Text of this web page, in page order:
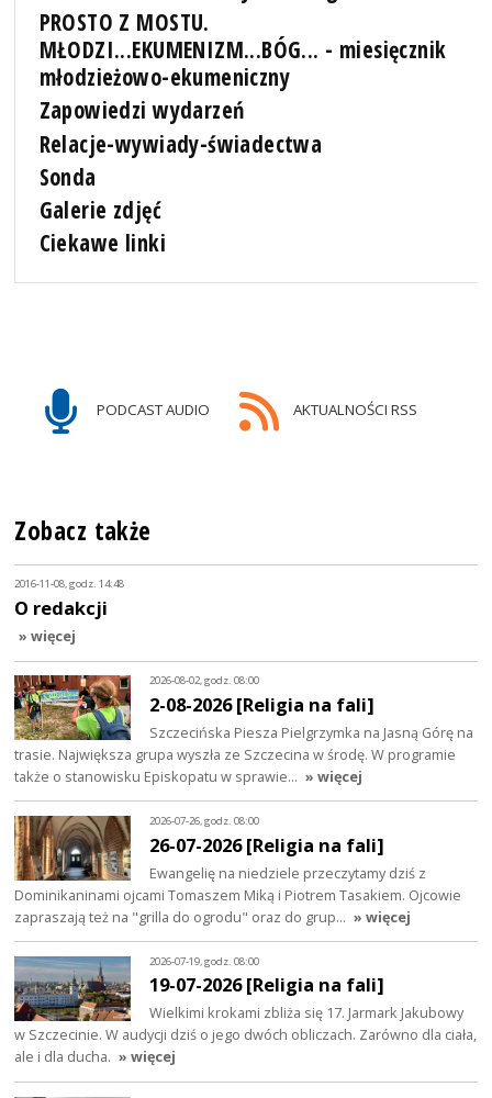
PROSTO Z MOSTU.
MŁODZI...EKUMENIZM...BÓG... - miesięcznik
młodzieżowo-ekumeniczny
Zapowiedzi wydarzeń
Relacje-wywiady-świadectwa
Sonda
Galerie zdjęć
Ciekawe linki
PODCAST AUDIO AKTUALNOŚCI RSS
Zobacz także
2016-11-08, godz. 14:48
O redakcji
» więcej
2026-08-02, godz. 08:00
2-08-2026 [Religia na fali]
Szczecińska Piesza Pielgrzymka na Jasną Górę na
trasie. Największa grupa wyszła ze Szczecina w środę. W programie
także o stanowisku Episkopatu w sprawie… » więcej
2026-07-26, godz. 08:00
26-07-2026 [Religia na fali]
Ewangelię na niedziele przeczytamy dziś z
Dominikaninami ojcami Tomaszem Miką i Piotrem Tasakiem. Ojcowie
zapraszają też na "grilla do ogrodu" oraz do grup… » więcej
2026-07-19, godz. 08:00
19-07-2026 [Religia na fali]
Wielkimi krokami zbliża się 17. Jarmark Jakubowy
w Szczecinie. W audycji dziś o jego dwóch obliczach. Zarówno dla ciała,
ale i dla ducha. » więcej